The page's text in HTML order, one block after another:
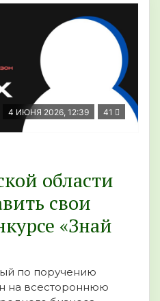
4 ИЮНЯ 2026, 12:39 41
области
свои
«Знай
по поручению
на всестороннюю